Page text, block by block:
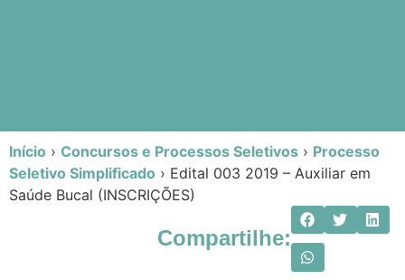
Início › Concursos e Processos Seletivos › Processo
Seletivo Simplificado › Edital 003 2019 – Auxiliar em
Saúde Bucal (INSCRIÇÕES)
Compartilhe: